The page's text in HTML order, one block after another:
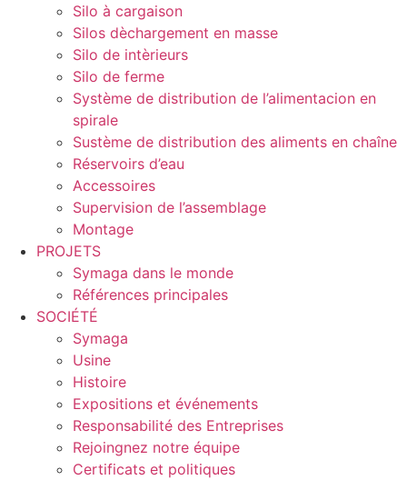
Silo à cargaison
Silos dèchargement en masse
Silo de intèrieurs
Silo de ferme
Système de distribution de l’alimentacion en
spirale
Sustème de distribution des aliments en chaîne
Réservoirs d’eau
Accessoires
Supervision de l’assemblage
Montage
PROJETS
Symaga dans le monde
Références principales
SOCIÉTÉ
Symaga
Usine
Histoire
Expositions et événements
Responsabilité des Entreprises
Rejoingnez notre équipe
Certificats et politiques